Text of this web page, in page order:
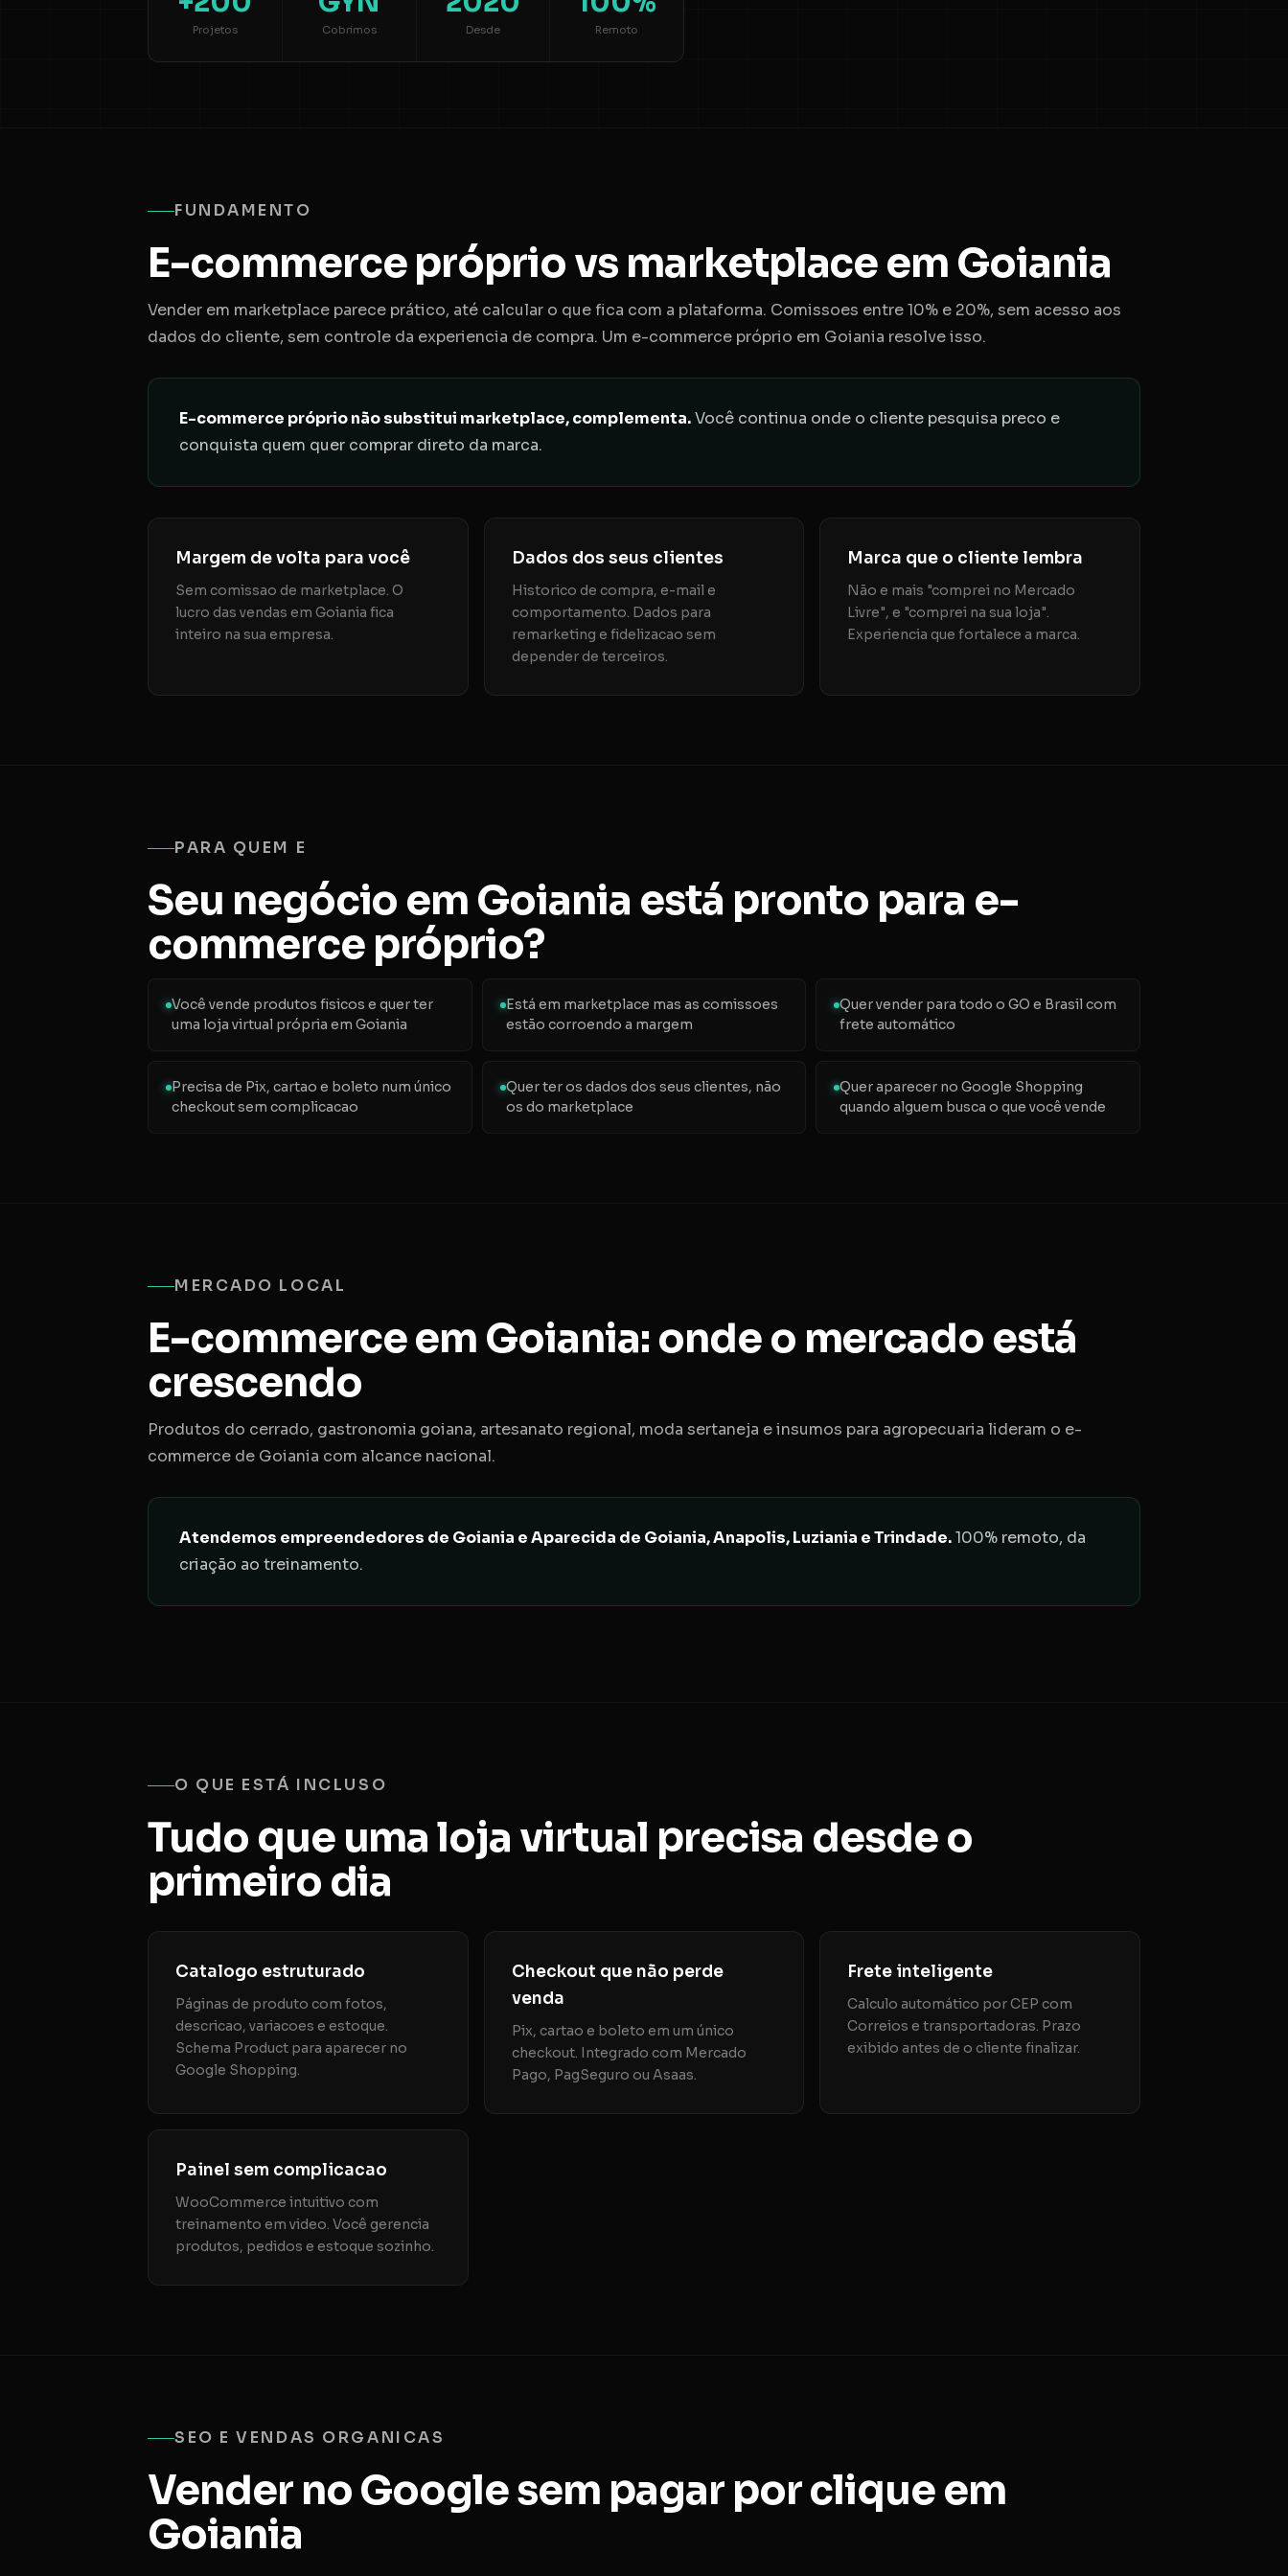
Projetos Cobrimos Desde Remoto
FUNDAMENTO
E-commerce próprio vs marketplace em Goiania
Vender em marketplace parece prático, até calcular o que fica com a plataforma. Comissoes entre 10% e 20%, sem acesso aos
dados do cliente, sem controle da experiencia de compra. Um e-commerce próprio em Goiania resolve isso.
E-commerce próprio não substitui marketplace, complementa.Você continua onde o cliente pesquisa preco e
conquista quem quer comprar direto da marca.
Margem de volta para você
Sem comissao de marketplace. O
lucro das vendas em Goiania fica
inteiro na sua empresa.
Dados dos seus clientes
Historico de compra, e-mail e
comportamento. Dados para
remarketing e fidelizacao sem
depender de terceiros.
Marca que o cliente lembra
Não e mais "comprei no Mercado
Livre", e "comprei na sua loja".
Experiencia que fortalece a marca.
PARA QUEM E
Seu negócio em Goiania está pronto para e-
commerce próprio?
Você vende produtos fisicos e quer ter
uma loja virtual própria em Goiania
Está em marketplace mas as comissoes
estão corroendo a margem
Quer vender para todo o GO e Brasil com
frete automático
Precisa de Pix, cartao e boleto num único
checkout sem complicacao
Quer ter os dados dos seus clientes, não
os do marketplace
Quer aparecer no Google Shopping
quando alguem busca o que você vende
MERCADO LOCAL
E-commerce em Goiania: onde o mercado está
crescendo
Produtos do cerrado, gastronomia goiana, artesanato regional, moda sertaneja e insumos para agropecuaria lideram o e-
commerce de Goiania com alcance nacional.
Atendemos empreendedores de Goiania e Aparecida de Goiania, Anapolis, Luziania e Trindade.100% remoto, da
criação ao treinamento.
O QUE ESTÁ INCLUSO
Tudo que uma loja virtual precisa desde o
primeiro dia
Catalogo estruturado
Páginas de produto com fotos,
descricao, variacoes e estoque.
Schema Product para aparecer no
Google Shopping.
Checkout que não perde
venda
Pix, cartao e boleto em um único
checkout. Integrado com Mercado
Pago, PagSeguro ou Asaas.
Frete inteligente
Calculo automático por CEP com
Correios e transportadoras. Prazo
exibido antes de o cliente finalizar.
Painel sem complicacao
WooCommerce intuitivo com
treinamento em video. Você gerencia
produtos, pedidos e estoque sozinho.
SEO E VENDAS ORGANICAS
Vender no Google sem pagar por clique em
Goiania